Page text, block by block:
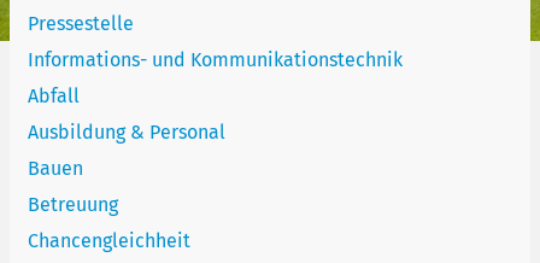
Pressestelle
Informations- und Kommunikationstechnik
Abfall
Ausbildung & Personal
Bauen
Betreuung
Chancengleichheit